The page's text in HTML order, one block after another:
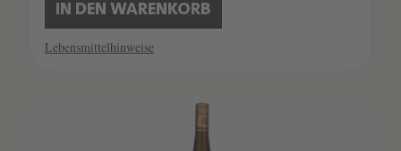
IN DEN WARENKORB
Lebensmittelhinweise